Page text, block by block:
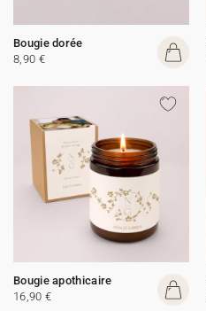
Bougie dorée
8,90 €
Bougie apothicaire
16,90 €